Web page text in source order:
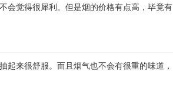
会觉得很犀利。但是烟的价格有点高，毕竟有
起来很舒服。而且烟气也不会有很重的味道，